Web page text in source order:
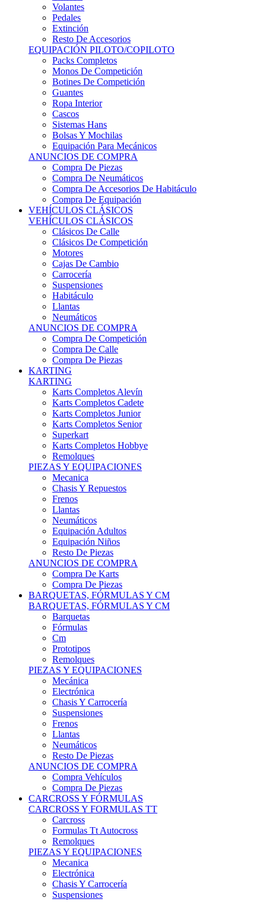
Pedales
Extinción
Resto De Accesorios
EQUIPACIÓN PILOTO/COPILOTO
Packs Completos
Monos De Competición
Botines De Competición
Guantes
Ropa Interior
Cascos
Sistemas Hans
Bolsas Y Mochilas
Equipación Para Mecánicos
ANUNCIOS DE COMPRA
Compra De Piezas
Compra De Neumáticos
Compra De Accesorios De Habitáculo
Compra De Equipación
VEHÍCULOS CLÁSICOS
VEHÍCULOS CLÁSICOS
Clásicos De Calle
Clásicos De Competición
Motores
Cajas De Cambio
Carrocería
Suspensiones
Habitáculo
Llantas
Neumáticos
ANUNCIOS DE COMPRA
Compra De Competición
Compra De Calle
Compra De Piezas
KARTING
KARTING
Karts Completos Alevín
Karts Completos Cadete
Karts Completos Junior
Karts Completos Senior
Superkart
Karts Completos Hobbye
Remolques
PIEZAS Y EQUIPACIONES
Mecanica
Chasis Y Repuestos
Frenos
Llantas
Neumáticos
Equipación Adultos
Equipación Niños
Resto De Piezas
ANUNCIOS DE COMPRA
Compra De Karts
Compra De Piezas
BARQUETAS, FÓRMULAS Y CM
BARQUETAS, FÓRMULAS Y CM
Barquetas
Fórmulas
Cm
Prototipos
Remolques
PIEZAS Y EQUIPACIONES
Mecánica
Electrónica
Chasis Y Carrocería
Suspensiones
Frenos
Llantas
Neumáticos
Resto De Piezas
ANUNCIOS DE COMPRA
Compra Vehículos
Compra De Piezas
CARCROSS Y FÓRMULAS
CARCROSS Y FORMULAS TT
Carcross
Formulas Tt Autocross
Remolques
PIEZAS Y EQUIPACIONES
Mecanica
Electrónica
Chasis Y Carrocería
Suspensiones
Frenos